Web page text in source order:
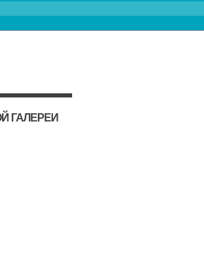
ГАЛЕРЕИ